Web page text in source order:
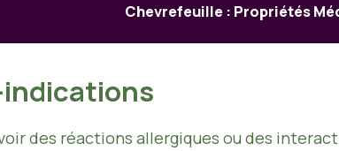
Chevrefeuille : Propriétés
des réactions allergiques ou des